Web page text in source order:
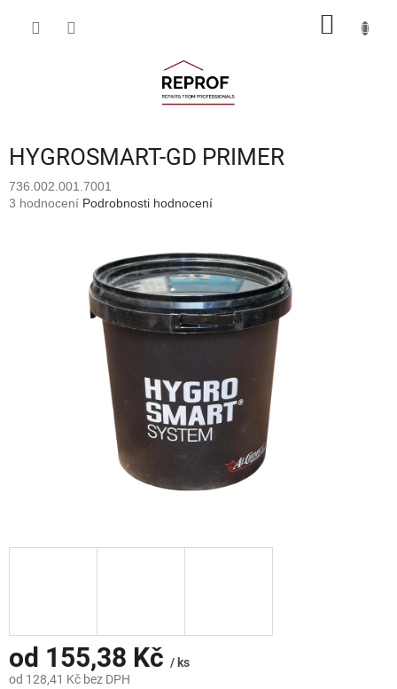
HYGROSMART-GD PRIMER
736.002.001.7001
Průměrné
3 hodnocení Podrobnosti hodnocení
od 155,38 Kč / ks
od 128,41 Kč bez DPH